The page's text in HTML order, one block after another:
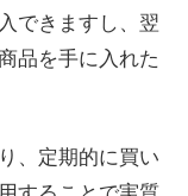
できますし、翌
品を手に入れた
、定期的に買い